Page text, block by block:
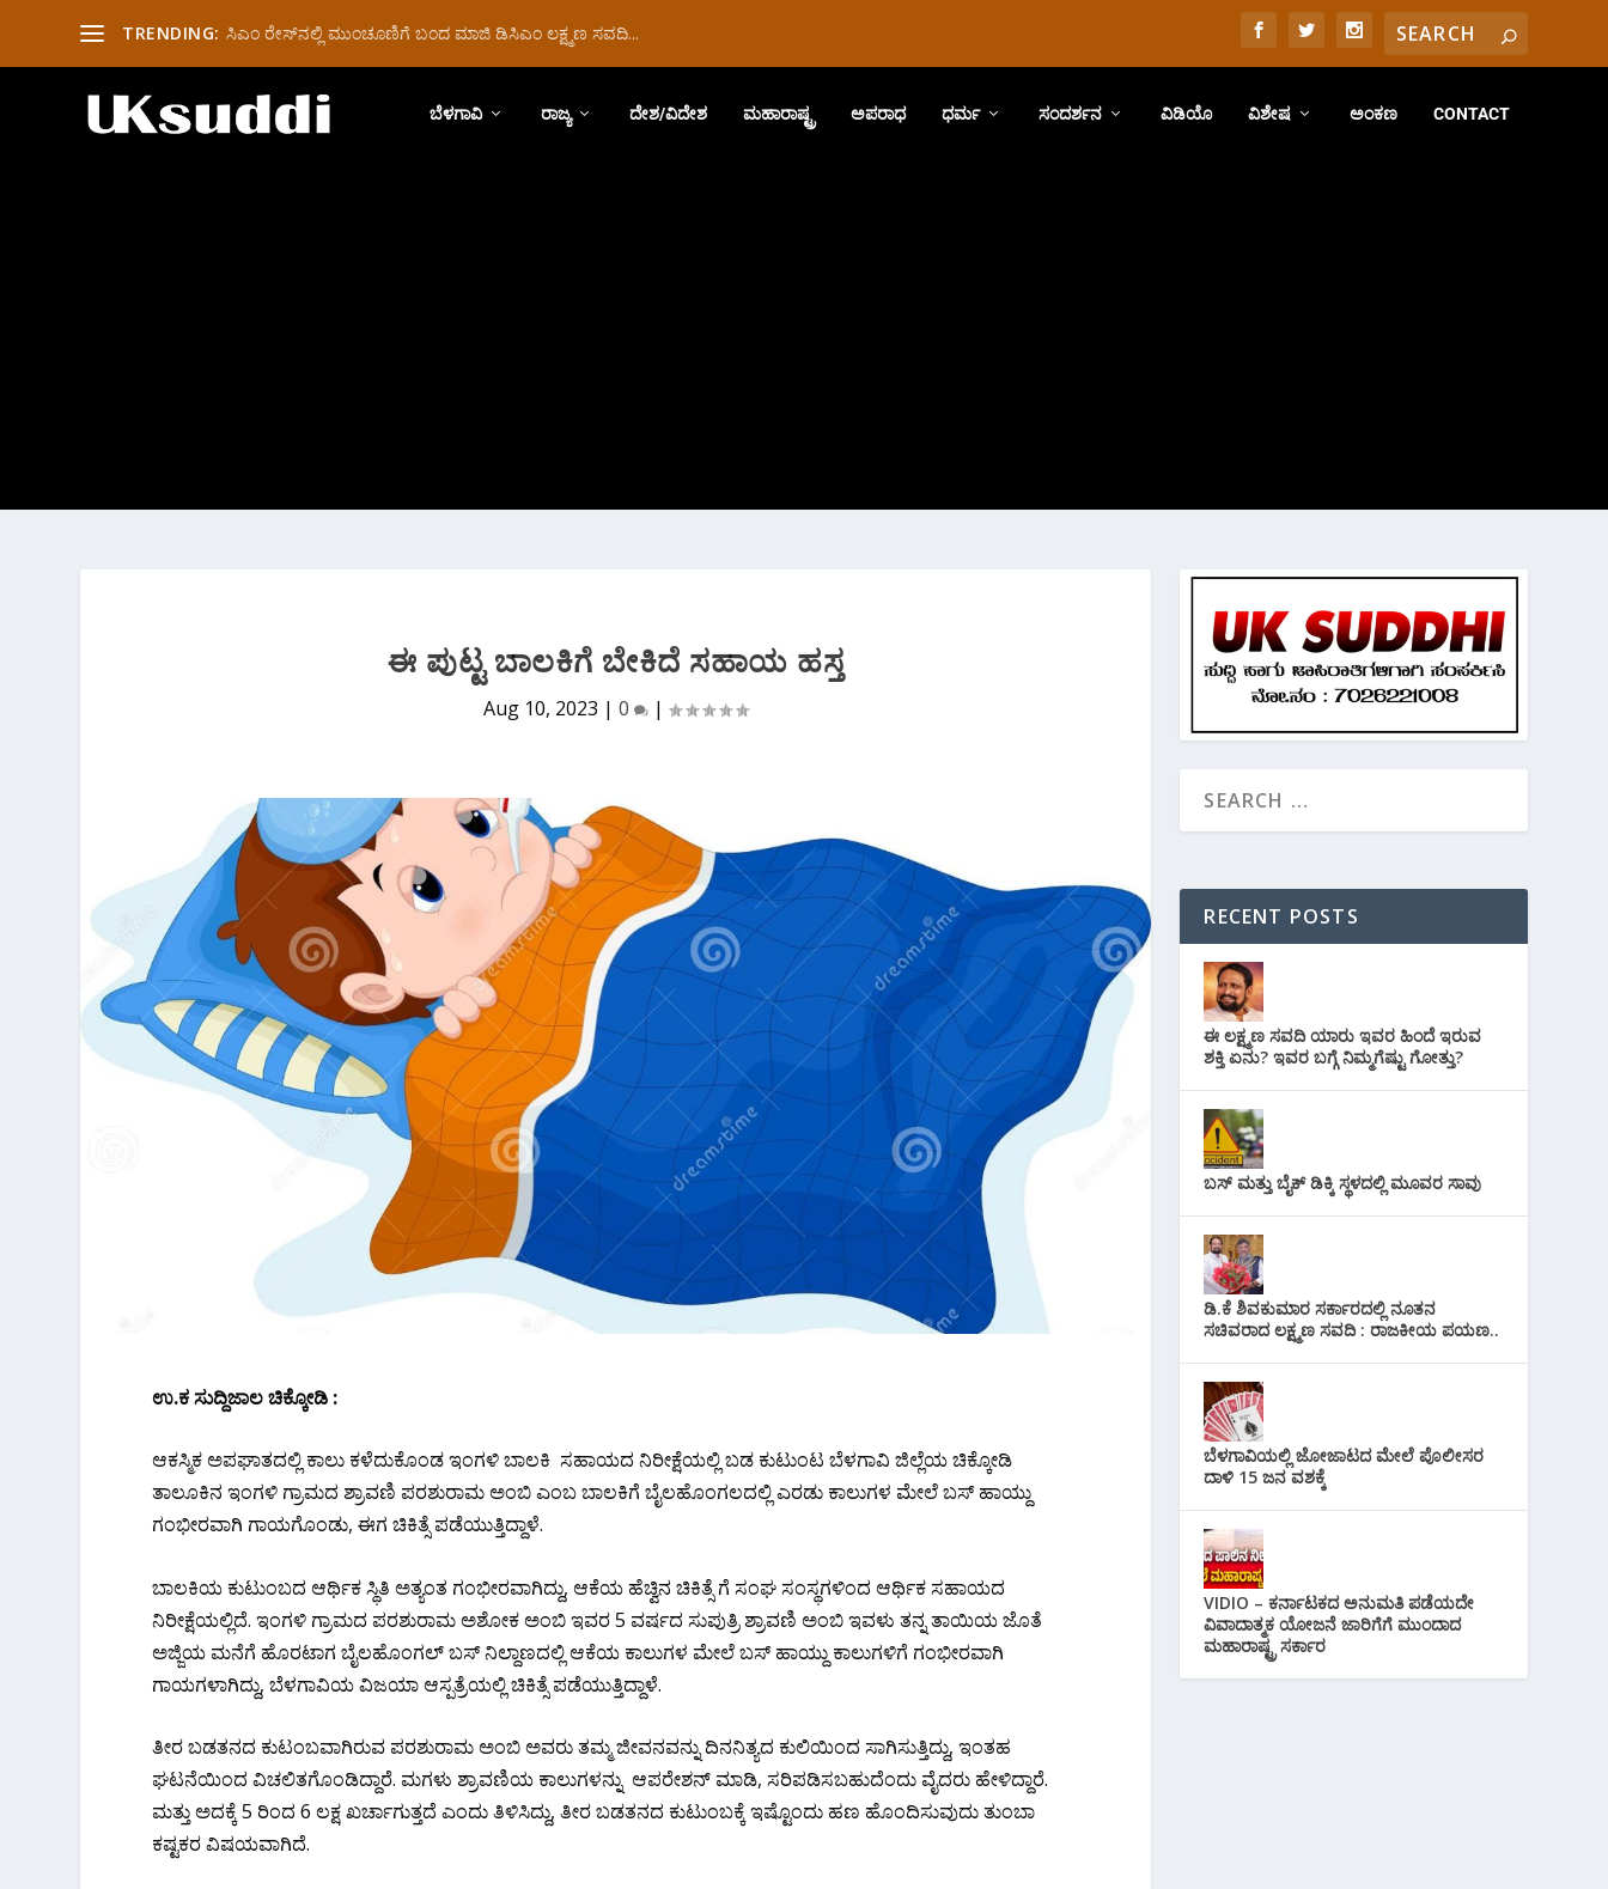
TRENDING: ಸಿಎಂ ರೇಸ್‌ನಲ್ಲಿ ಮುಂಚೂಣಿಗೆ ಬಂದ ಮಾಜಿ ಡಿಸಿಎಂ ಲಕ್ಷ್ಮಣ ಸವದಿ...
ಬೆಳಗಾವಿ ರಾಜ್ಯ ದೇಶ/ವಿದೇಶ ಮಹಾರಾಷ್ಟ್ರ ಅಪರಾಧ ಧರ್ಮ ಸಂದರ್ಶನ ವಿಡಿಯೊ ವಿಶೇಷ ಅಂಕಣ CONTACT
ಈ ಪುಟ್ಟ ಬಾಲಕಿಗೆ ಬೇಕಿದೆ ಸಹಾಯ ಹಸ್ತ
Aug 10, 2023 |0 |
ಉ.ಕ ಸುದ್ದಿಜಾಲ ಚಿಕ್ಕೋಡಿ :
ಆಕಸ್ಮಿಕ ಅಪಘಾತದಲ್ಲಿ ಕಾಲು ಕಳೆದುಕೊಂಡ ಇಂಗಳಿ ಬಾಲಕಿ ಸಹಾಯದ ನಿರೀಕ್ಷೆಯಲ್ಲಿ ಬಡ ಕುಟುಂಟ ಬೆಳಗಾವಿ ಜಿಲ್ಲೆಯ ಚಿಕ್ಕೋಡಿ
ತಾಲೂಕಿನ ಇಂಗಳಿ ಗ್ರಾಮದ ಶ್ರಾವಣಿ ಪರಶುರಾಮ ಅಂಬಿ ಎಂಬ ಬಾಲಕಿಗೆ ಬೈಲಹೊಂಗಲದಲ್ಲಿ ಎರಡು ಕಾಲುಗಳ ಮೇಲೆ ಬಸ್ ಹಾಯ್ದು
ಗಂಭೀರವಾಗಿ ಗಾಯಗೊಂಡು, ಈಗ ಚಿಕಿತ್ಸೆ ಪಡೆಯುತ್ತಿದ್ದಾಳೆ.
ಬಾಲಕಿಯ ಕುಟುಂಬದ ಆರ್ಥಿಕ ಸ್ಥಿತಿ ಅತ್ಯಂತ ಗಂಭೀರವಾಗಿದ್ದು, ಆಕೆಯ ಹೆಚ್ವಿನ ಚಿಕಿತ್ಸೆ ಗೆ ಸಂಘ ಸಂಸ್ಥಗಳಿಂದ ಆರ್ಥಿಕ ಸಹಾಯದ
ನಿರೀಕ್ಷೆಯಲ್ಲಿದೆ. ಇಂಗಳಿ ಗ್ರಾಮದ ಪರಶುರಾಮ ಅಶೋಕ ಅಂಬಿ ಇವರ 5 ವರ್ಷದ ಸುಪುತ್ರಿ ಶ್ರಾವಣಿ ಅಂಬಿ ಇವಳು ತನ್ನ ತಾಯಿಯ ಜೊತೆ
ಅಜ್ಜಿಯ ಮನೆಗೆ ಹೊರಟಾಗ ಬೈಲಹೊಂಗಲ್ ಬಸ್ ನಿಲ್ದಾಣದಲ್ಲಿ ಆಕೆಯ ಕಾಲುಗಳ ಮೇಲೆ ಬಸ್ ಹಾಯ್ದು ಕಾಲುಗಳಿಗೆ ಗಂಭೀರವಾಗಿ
ಗಾಯಗಳಾಗಿದ್ದು, ಬೆಳಗಾವಿಯ ವಿಜಯಾ ಆಸ್ಪತ್ರೆಯಲ್ಲಿ ಚಿಕಿತ್ಸೆ ಪಡೆಯುತ್ತಿದ್ದಾಳೆ.
ತೀರ ಬಡತನದ ಕುಟಂಬವಾಗಿರುವ ಪರಶುರಾಮ ಅಂಬಿ ಅವರು ತಮ್ಮ ಜೀವನವನ್ನು ದಿನನಿತ್ಯದ ಕುಲಿಯಿಂದ ಸಾಗಿಸುತ್ತಿದ್ದು, ಇಂತಹ
ಘಟನೆಯಿಂದ ವಿಚಲಿತಗೊಂಡಿದ್ದಾರೆ. ಮಗಳು ಶ್ರಾವಣಿಯ ಕಾಲುಗಳನ್ನು ಆಪರೇಶನ್ ಮಾಡಿ, ಸರಿಪಡಿಸಬಹುದೆಂದು ವೈದರು ಹೇಳಿದ್ದಾರೆ.
ಮತ್ತು ಅದಕ್ಕೆ 5 ರಿಂದ 6 ಲಕ್ಷ ಖರ್ಚಾಗುತ್ತದೆ ಎಂದು ತಿಳಿಸಿದ್ದು, ತೀರ ಬಡತನದ ಕುಟುಂಬಕ್ಕೆ ಇಷ್ಟೊಂದು ಹಣ ಹೊಂದಿಸುವುದು ತುಂಬಾ
ಕಷ್ಟಕರ ವಿಷಯವಾಗಿದೆ.
RECENT POSTS
ಈ ಲಕ್ಷ್ಮಣ ಸವದಿ ಯಾರು ಇವರ ಹಿಂದೆ ಇರುವ
ಶಕ್ತಿ ಏನು? ಇವರ ಬಗ್ಗೆ ನಿಮ್ಮಗೆಷ್ಟು ಗೋತ್ತು?
ಬಸ್ ಮತ್ತು ಬೈಕ್ ಡಿಕ್ಕಿ ಸ್ಥಳದಲ್ಲಿ ಮೂವರ ಸಾವು
ಡಿ.ಕೆ ಶಿವಕುಮಾರ ಸರ್ಕಾರದಲ್ಲಿ ನೂತನ
ಸಚಿವರಾದ ಲಕ್ಷ್ಮಣ ಸವದಿ : ರಾಜಕೀಯ ಪಯಣ..
ಬೆಳಗಾವಿಯಲ್ಲಿ ಜೋಜಾಟದ ಮೇಲೆ ಪೊಲೀಸರ
ದಾಳಿ 15 ಜನ ವಶಕ್ಕೆ
VIDIO – ಕರ್ನಾಟಕದ ಅನುಮತಿ ಪಡೆಯದೇ
ವಿವಾದಾತ್ಮಕ ಯೋಜನೆ ಜಾರಿಗೆಗೆ ಮುಂದಾದ
ಮಹಾರಾಷ್ಟ್ರ ಸರ್ಕಾರ